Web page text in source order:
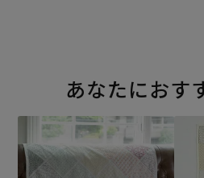
あなたにおす